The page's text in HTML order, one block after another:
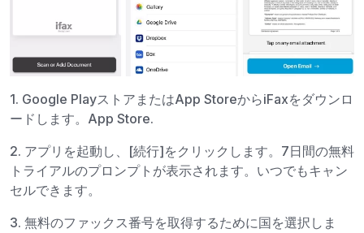
1. Google PlayストアまたはApp StoreからiFaxをダウンロ
ードします。App Store.
2. アプリを起動し、[続行]をクリックします。7日間の無料
トライアルのプロンプトが表示されます。いつでもキャン
セルできます。
3. 無料のファックス番号を取得するために国を選択しま